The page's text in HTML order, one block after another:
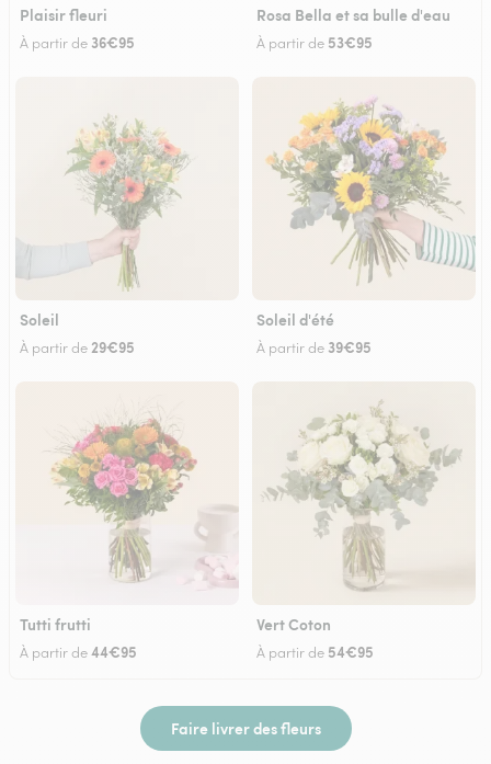
Plaisir fleuri
À partir de 36€95
Rosa Bella et sa bulle d'eau
À partir de 53€95
Soleil
À partir de29€95
Soleil d'été
À partir de 39€95
Tutti frutti
À partir de44€95
Vert Coton
À partir de 54€95
Faire livrer des fleurs